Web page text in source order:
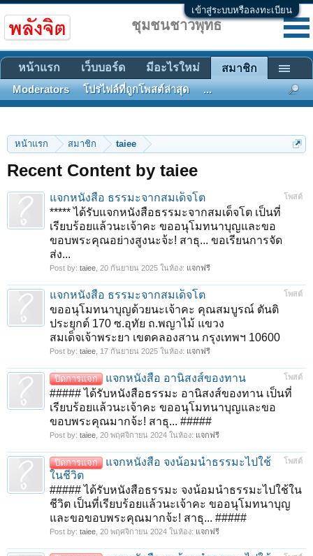
เข้าสู่ระบบหรือลงทะเบียน
หน้าแรก สมาชิก taiee
Recent Content by taiee
โพสต์
แจกหนังสือ ธรรมะจากสมเด็จโต
***** ได้รับแจกหนังสือธรรมะจากสมเด็จโต เป็นที่
เรียบร้อยแล้วนะเจ้าคะ ขออนุโมทนาบุญและขอ
ขอบพระคุณอย่างสูงนะจ้ะ! สาธุ... ขอเรียนการจัด
ส่ง...
Post by: taiee 20 กันยายน 2025 ในห้อง: แจกฟรี
โพสต์
แจกหนังสือ ธรรมะจากสมเด็จโต
ขออนุโมทนาบุญด้วยนะเจ้าคะ คุณสมบูรณ์ ตันติ
ประยุกต์ 170 ซ.อุทัย ถ.พญาไม้ แขวง
สมเด็จเจ้าพระยา เขตคลองสาน กรุงเทพฯ 10600
Post by: taiee 17 กันยายน 2025 ในห้อง: แจกฟรี
โพสต์
ปิดการแจก
แจกหนังสือ อานิสงส์ของทาน
##### ได้รับหนังสือธรรมะ อานิสงส์ของทาน เป็นที่
เรียบร้อยแล้วนะเจ้าคะ ขออนุโมทนาบุญและขอ
ขอบพระคุณมากจ้ะ! สาธุ... #####
Post by: taiee 20 พฤศจิกายน 2024 ในห้อง: แจกฟรี
โพสต์
ปิดการแจก
แจกหนังสือ จงน้อมนำธรรมะไปใช้
ในชีวิต
##### ได้รับหนังสือธรรมะ จงน้อมนำธรรมะไปใช้ใน
ชีวิต เป็นที่เรียบร้อยแล้วนะเจ้าคะ ขออนุโมทนาบุญ
และขอขอบพระคุณมากจ้ะ! สาธุ... #####
Post by: taiee 20 พฤศจิกายน 2024 ในห้อง: แจกฟรี
ชุมชนชาวพุทธ
หน้าแรก เว็บบอร์ด มีอะไรใหม่ สมาชิก
Moderators โปรไฟล์ที่ถูกโพสต์ล่าสุด ...